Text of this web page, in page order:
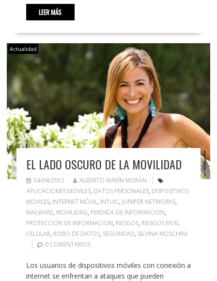
LEER MÁS
Actualidad
EL LADO OSCURO DE LA MOVILIDAD
04/04/2012
ALBERTO MARÍN MORÁN
APLICACIONES MOVILES, DATOS PERSONALES, DISPOSITIVOS
MOVILES, INTERNET MÓVIL, INTUIC, JUNIPER NETWORKS,
MALWARE, MOVILIDAD, PERDIDA DE INFORMACION,
PROTECCION DE INFORMACION, RIESGOS, RIESGOS EN EL
CELULAR, ROBO DE DATOS, SEGURIDAD, SILVINA MOSCHINI
0 COMENTARIOS
Los usuarios de dispositivos móviles con conexión a
internet se enfrentan a ataques que pueden